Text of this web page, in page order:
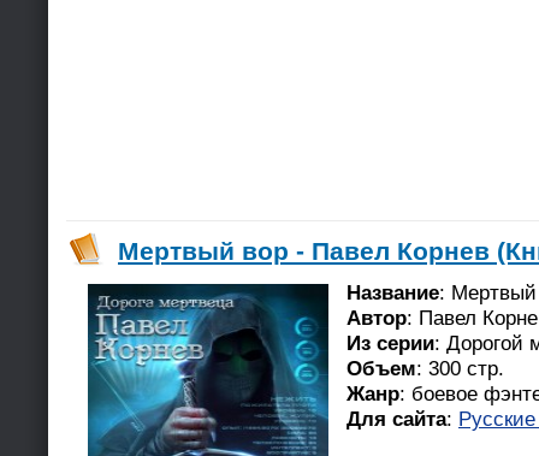
Мертвый вор - Павел Корнев
Название: Мертвый
Автор: Павел
Из серии: Дорогой
Объем: 300 стр.
Жанр: боевое
Для сайта: Русские